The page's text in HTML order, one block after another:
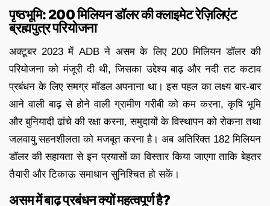
पृष्ठभूमि: 200 मिलियन डॉलर की क्लाइमेट रेज़िलिएंट
ब्रह्मपुत्र परियोजना
अक्टूबर 2023 में ADB ने असम के लिए 200 मिलियन डॉलर की
परियोजना को मंजूरी दी थी, जिसका उद्देश्य बाढ़ और नदी तट कटाव
प्रबंधन के लिए समग्र मॉडल अपनाना था। इस पहल का लक्ष्य बार-बार
आने वाली बाढ़ से होने वाली ग्रामीण गरीबी को कम करना, कृषि भूमि
और बुनियादी ढांचे की रक्षा करना, समुदायों के विस्थापन को रोकना तथा
जलवायु सहनशीलता को मजबूत करना है। अब अतिरिक्त 182 मिलियन
डॉलर की सहायता से इन प्रयासों का विस्तार किया जाएगा ताकि बेहतर
तैयारी और टिकाऊ समाधान सुनिश्चित हो सकें।
असम में बाढ़ प्रबंधन क्यों महत्वपूर्ण है?